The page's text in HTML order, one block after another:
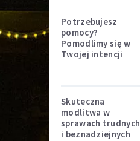
Potrzebujesz
pomocy?
Pomodlimy się w
Twojej intencji
Skuteczna
modlitwa w
sprawach trudnych
i beznadziejnych